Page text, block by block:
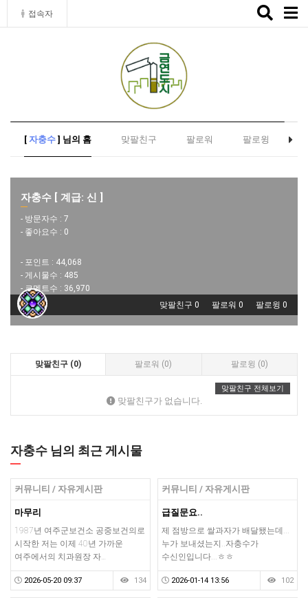
접속자
Toggle
[ 자충수 ] 님의 홈 맞팔친구 팔로워 팔로윙
자충수 [ 계급: 신 ]
- 방문자수 : 7
- 좋아요수 : 0
- 포인트 : 44,068
- 게시물수 : 485
- 코멘트수 : 36,970
맞팔친구 0
팔로워 0 팔로윙 0
맞팔친구 (0) 팔로워 (0) 팔로윙 (0)
맞팔친구 전체보기
맞팔친구가 없습니다.
자충수 님의 최근 게시물
커뮤니티 / 자유게시판
마무리
1987년 여주군보건소 공중보건의로
시작한 저는 이제 40년 가까운
여주에서의 치과원장 자…
2026-05-20 09:37 134
커뮤니티 / 자유게시판
급질문요..
제 점방으로 쌀과자가 배달됐는데...
누가 보내셨는지..자충수가
수신인입니다...ㅎㅎ
2026-01-14 13:56 102